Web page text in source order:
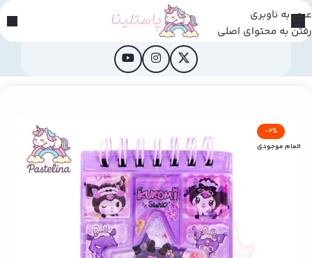
عبور به ناوبری
رفتن به محتوای اصلی
-2%
اتمام موجودی